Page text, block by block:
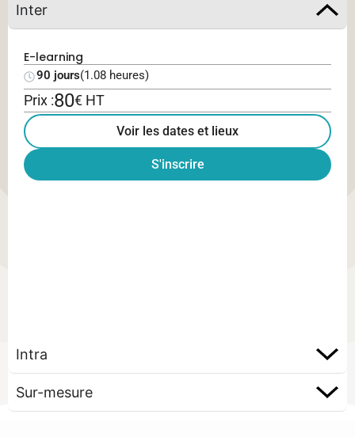
Inter
E-learning
90 jours(1.08 heures)
Prix :80€ HT
Voir les dates et lieux
S'inscrire
Intra
Sur-mesure